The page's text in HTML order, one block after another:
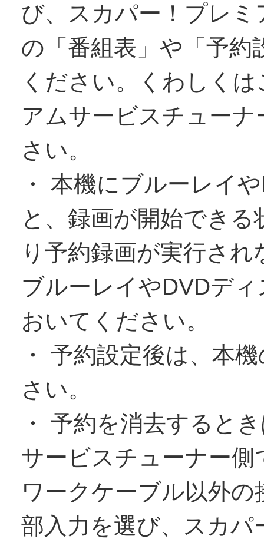
び、スカパー！プレ
の「番組表」や「予約
ください。くわしく
アムサービスチュー
さい。
・ 本機にブルーレイ
と、録画が開始でき
り予約録画が実行さ
ブルーレイやDVDデ
おいてください。
・ 予約設定後は、本
さい。
・ 予約を消去すると
サービスチューナー
ワークケーブル以外
部入力を選び、スカ